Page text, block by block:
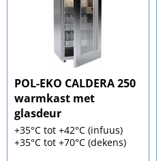
POL-EKO CALDERA 250
warmkast met
glasdeur
+35°C tot +42°C (infuus)
+35°C tot +70°C (dekens)